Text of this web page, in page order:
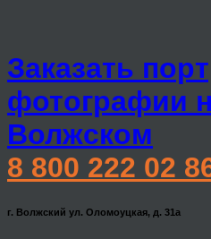
Заказать
фотографии
Волжском
8 800 222 02
г. Волжский ул. Оломоуцкая, д. 31а